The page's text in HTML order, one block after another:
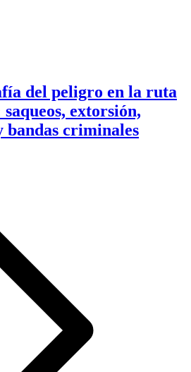
del peligro en la ruta
extorsión,
bandas criminales